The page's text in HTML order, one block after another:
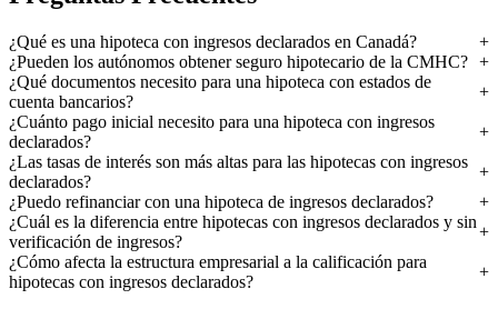
¿Qué es una hipoteca con ingresos declarados en Canadá?
¿Pueden los autónomos obtener seguro hipotecario de la CMHC?
¿Qué documentos necesito para una hipoteca con estados de
cuenta bancarios?
¿Cuánto pago inicial necesito para una hipoteca con ingresos
declarados?
¿Las tasas de interés son más altas para las hipotecas con ingresos
declarados?
¿Puedo refinanciar con una hipoteca de ingresos declarados?
¿Cuál es la diferencia entre hipotecas con ingresos declarados y sin
verificación de ingresos?
¿Cómo afecta la estructura empresarial a la calificación para
hipotecas con ingresos declarados?